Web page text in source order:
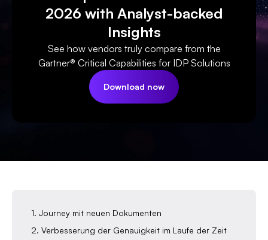
2026 with Analyst-backed
Insights
See how vendors truly compare from the
Gartner® Critical Capabilities for IDP Solutions
Download now
1. Journey mit neuen Dokumenten
2. Verbesserung der Genauigkeit im Laufe der Zeit